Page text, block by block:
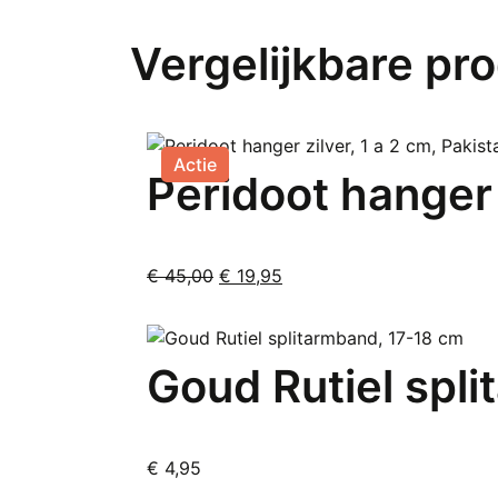
Vergelijkbare
Actie
Peridoot
€45,00 Oorspronkelijke
was:
€ 45,00.
€ 19,95
is:
Goud Rutiel
€ 4,95